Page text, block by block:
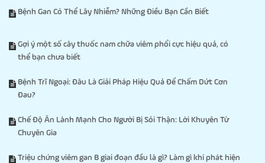
Bệnh Gan Có Thể Lây Nhiễm? Những Điều Bạn Cần Biết
Gợi ý một số cây thuốc nam chữa viêm phổi cực hiệu quả, có
thể bạn chưa biết
Bệnh Trĩ Ngoại: Đâu Là Giải Pháp Hiệu Quả Để Chấm Dứt Cơn
Đau?
Chế Độ Ăn Lành Mạnh Cho Người Bị Sỏi Thận: Lời Khuyên Từ
Chuyên Gia
Triệu chứng viêm gan B giai đoạn đầu là gì? Làm gì khi phát hiện